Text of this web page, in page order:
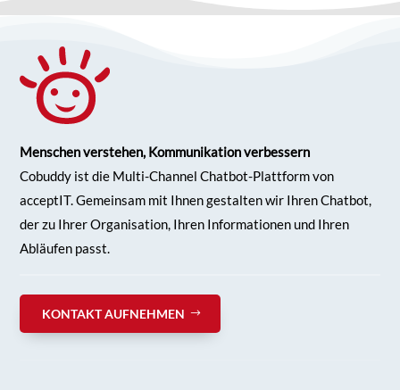
Menschen verstehen, Kommunikation verbessern
Cobuddy ist die Multi-Channel Chatbot-Plattform von
acceptIT. Gemeinsam mit Ihnen gestalten wir IhrenChatbot,
der zu Ihrer Organisation, Ihren Informationen und Ihren
Abläufen passt.
KONTAKT AUFNEHMEN